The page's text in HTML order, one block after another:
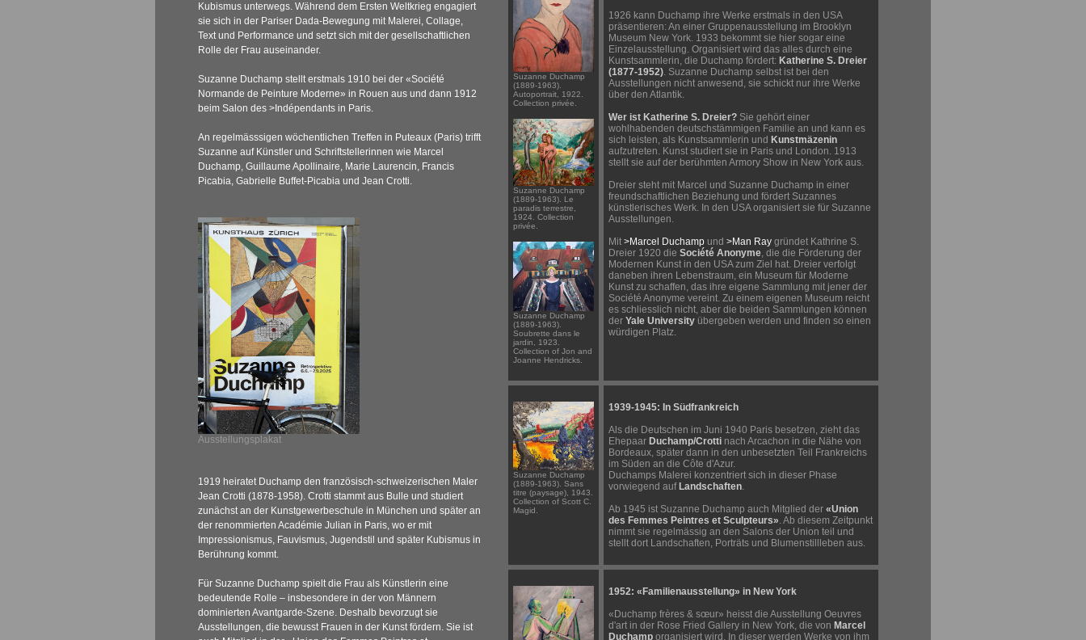
Kubismus unterwegs. Während dem Ersten Weltkrieg engagiert
sie sich in der Pariser Dada-Bewegung mit Malerei, Collage,
Text und Performance und setzt sich mit der gesellschaftlichen
Rolle der Frau auseinander.
Suzanne Duchamp stellt erstmals 1910 bei der «Société
Normande de Peinture Moderne» in Rouen aus und dann 1912
beim Salon des >Indépendants in Paris.
An regelmässsigen wöchentlichen Treffen in Puteaux (Paris) trifft
Suzanne auf Künstler und Schriftstellerinnen wie Marcel
Duchamp, Guillaume Apollinaire, Marie Laurencin, Francis
Picabia, Gabrielle Buffet-Picabia und Jean Crotti.
Ausstellungsplakat
1919 heiratet Duchamp den französisch-schweizerischen Maler
Jean Crotti (1878-1958). Crotti stammt aus Bulle und studiert
zunächst an der Kunstgewerbeschule in München und später an
der renommierten Académie Julian in Paris, wo er mit
Impressionismus, Fauvismus, Jugendstil und später Kubismus in
Berührung kommt.
Für Suzanne Duchamp spielt die Frau als Künstlerin eine
bedeutende Rolle – insbesondere in der von Männern
dominierten Avantgarde-Szene. Deshalb bevorzugt sie
Ausstellungen, die bewusst Frauen in der Kunst fördern. Sie ist
Suzanne Duchamp
(1889-1963).
Autoportrait, 1922.
Collection privée.
Suzanne Duchamp
(1889-1963). Le
paradis terrestre,
1924. Collection
privée.
Suzanne Duchamp
(1889-1963).
Soubrette dans le
jardin, 1923.
Collection of Jon and
Joanne Hendricks.
1926 kann Duchamp ihre Werke erstmals in den USA
präsentieren: An einer Gruppenausstellung im Brooklyn
Museum New York. 1933 bekommt sie hier sogar eine
Einzelausstellung. Organisiert wird das alles durch eine
Kunstsammlerin, die Duchamp fördert: Katherine S. Dreier
(1877-1952). Suzanne Duchamp selbst ist bei den
Ausstellungen nicht anwesend, sie schickt nur ihre Werke
über den Atlantik.
Wer ist Katherine S. Dreier? Sie gehört einer
wohlhabenden deutschstämmigen Familie an und kann es
sich leisten, als Kunstsammlerin und Kunstmäzenin
aufzutreten. Kunst studiert sie in Paris und London. 1913
stellt sie auf der berühmten Armory Show in New York aus.
Dreier steht mit Marcel und Suzanne Duchamp in einer
freundschaftlichen Beziehung und fördert Suzannes
künstlerisches Werk. In den USA organisiert sie für Suzanne
Ausstellungen.
Mit >Marcel Duchamp und >Man Ray gründet Kathrine S.
Dreier 1920 die Société Anonyme, die die Förderung der
Modernen Kunst in den USA zum Ziel hat. Dreier verfolgt
daneben ihren Lebenstraum, ein Museum für Moderne
Kunst zu schaffen, das ihre eigene Sammlung mit jener der
Société Anonyme vereint. Zu einem eigenen Museum reicht
es schliesslich nicht, aber die beiden Sammlungen können
der Yale University übergeben werden und finden so einen
würdigen Platz.
Suzanne Duchamp
(1889-1963). Sans
titre (paysage), 1943.
Collection of Scott C.
Magid.
1939-1945: In Südfrankreich
Als die Deutschen im Juni 1940 Paris besetzen, zieht das
Ehepaar Duchamp/Crotti nach Arcachon in die Nähe von
Bordeaux, später dann in den unbesetzten Teil Frankreichs
im Süden an die Côte d'Azur.
Duchamps Malerei konzentriert sich in dieser Phase
vorwiegend auf Landschaften.
Ab 1945 ist Suzanne Duchamp auch Mitglied der «Union
des Femmes Peintres et Sculpteurs». Ab diesem Zeitpunkt
nimmt sie regelmässig an den Salons der Union teil und
stellt dort Landschaften, Porträts und Blumenstillleben aus.
1952: «Familienausstellung» in New York
«Duchamp frères & sœur» heisst die Ausstellung Oeuvres
d'art in der Rose Fried Gallery in New York, die von Marcel
Duchamp organisiert wird. In dieser werden Werke von ihm